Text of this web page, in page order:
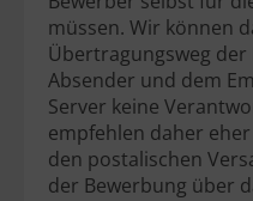
müssen. Wir können
Übertragungsweg
Absender und dem
Server keine
empfehlen daher
den postalischen
der Bewerbung über